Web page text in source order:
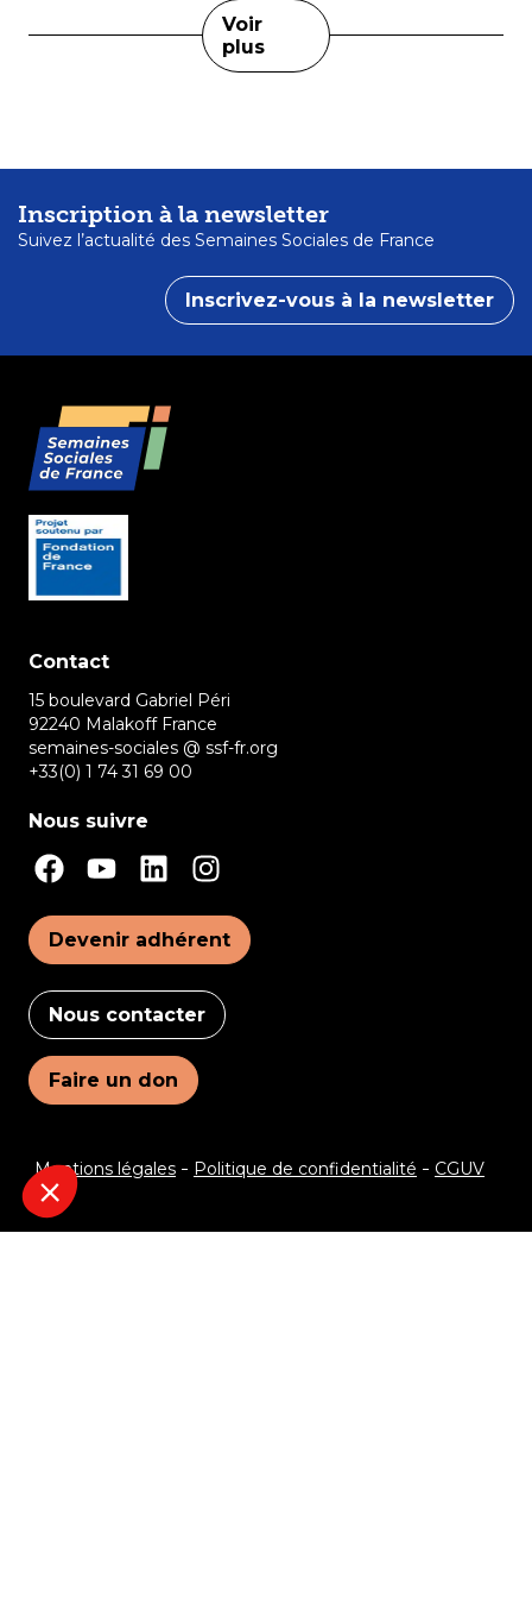
Voir
plus
Inscription à la newsletter
Suivez l’actualité des Semaines Sociales de France
Inscrivez-vous à la newsletter
Contact
15 boulevard Gabriel Péri
92240 Malakoff France
semaines-sociales @ ssf-fr.org
+33(0) 1 74 31 69 00
Nous suivre
Devenir adhérent
Nous contacter
Faire un don
Mentions légales Politique de confidentialité CGUV